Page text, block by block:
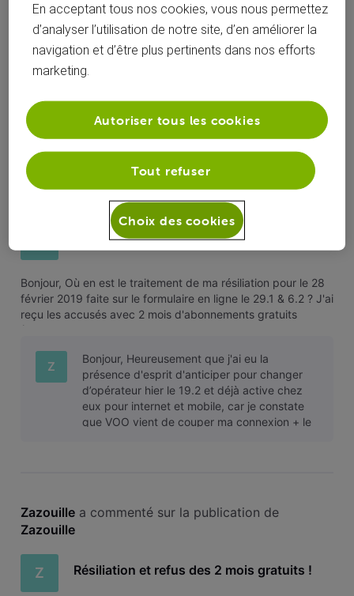
(Pièces jointes). Je téléphone au SAV et leurs fais part de
cette offre qu'on refuse sur base que j'ai eu 1 mois gratui
Z
Je poste où bon me semble et autant de fois
que je veux !! La preuve une fois de plus de
votre absence de compétences ^^ ... LETTRE
Zazouille
a commenté sur la publication de
Résiliation et refus des 2 mois gratuits !
Bonjour, Où en est le traitement de ma résiliation pour le 28
février 2019 faite sur le formulaire en ligne le 29.1 & 6.2 ? J'ai
reçu les accusés avec 2 mois d'abonnements gratuits
(Pièces jointes). Je téléphone au SAV et leurs fais part de
Z
Bonjour, Heureusement que j'ai eu la
présence d'esprit d'anticiper pour changer
d’opérateur hier le 19.2 et déjà active chez
eux pour internet et mobile, car je constate
que VOO vient de couper ma connexion + le
Zazouille a commenté sur la publication de
Zazouille
Z Résiliation et refus des 2 mois gratuits !
En acceptant tous nos cookies, vous nous permettez
d’analyser l’utilisation de notre site, d’en améliorer la
navigation et d’être plus pertinents dans nos efforts
marketing.
Tout refuser
Autoriser tous les cookies
Choix des cookies